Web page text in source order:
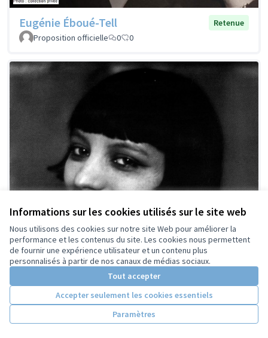
Informations sur les cookies utilisés sur le site web
Nous utilisons des cookies sur notre site Web pour améliorer la
performance et les contenus du site. Les cookies nous permettent
de fournir une expérience utilisateur et un contenu plus
personnalisés à partir de nos canaux de médias sociaux.
Tout accepter
Accepter seulement les cookies essentiels
Paramètres
Eugénie Éboué-Tell
Retenue
Proposition officielle
0 0